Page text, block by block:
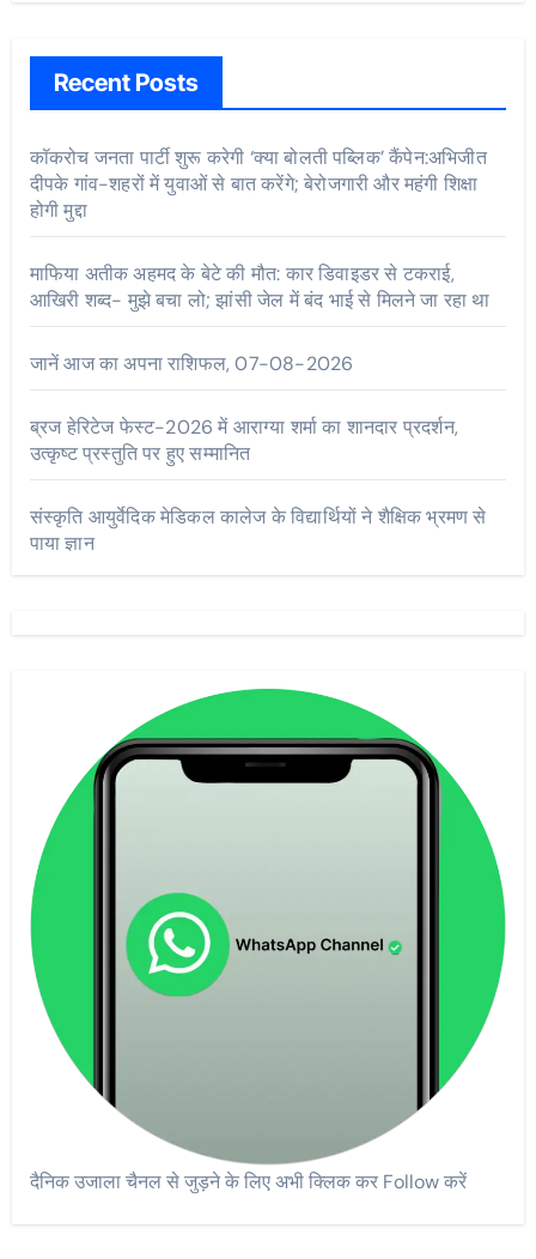
Recent Posts
कॉकरोच जनता पार्टी शुरू करेगी ‘क्या बोलती पब्लिक’ कैंपेन:अभिजीत
दीपके गांव-शहरों में युवाओं से बात करेंगे; बेरोजगारी और महंगी शिक्षा
होगी मुद्दा
माफिया अतीक अहमद के बेटे की मौत: कार डिवाइडर से टकराई,
आखिरी शब्द- मुझे बचा लो; झांसी जेल में बंद भाई से मिलने जा रहा था
जानें आज का अपना राशिफल, 07-08-2026
ब्रज हेरिटेज फेस्ट-2026 में आराग्या शर्मा का शानदार प्रदर्शन,
उत्कृष्ट प्रस्तुति पर हुए सम्मानित
संस्कृति आयुर्वेदिक मेडिकल कालेज के विद्यार्थियों ने शैक्षिक भ्रमण से
पाया ज्ञान
दैनिक उजाला चैनल से जुड़ने के लिए अभी क्लिक कर Follow करें